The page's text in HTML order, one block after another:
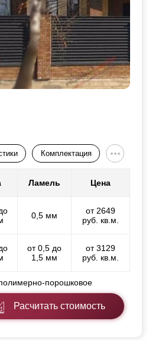
Комплектация
Ламель Цена
0,5 мм
от 2649
руб. кв.м.
от 0,5 до
1,5 мм
от 3129
руб. кв.м.
порошковое
Расчитать стоимость